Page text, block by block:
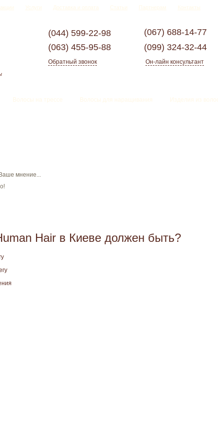
Услуги Доставка и оплата Статьи Партнерам Контакты
(044) 599-22-98 (067) 688-14-77
(063) 455-95-88 (099) 324-32-44
Обратный звонок Он-лайн консультант
Волосы на трессе Волосы для наращивания Изделия из волос
мнение...
Hair в Киеве должен быть?